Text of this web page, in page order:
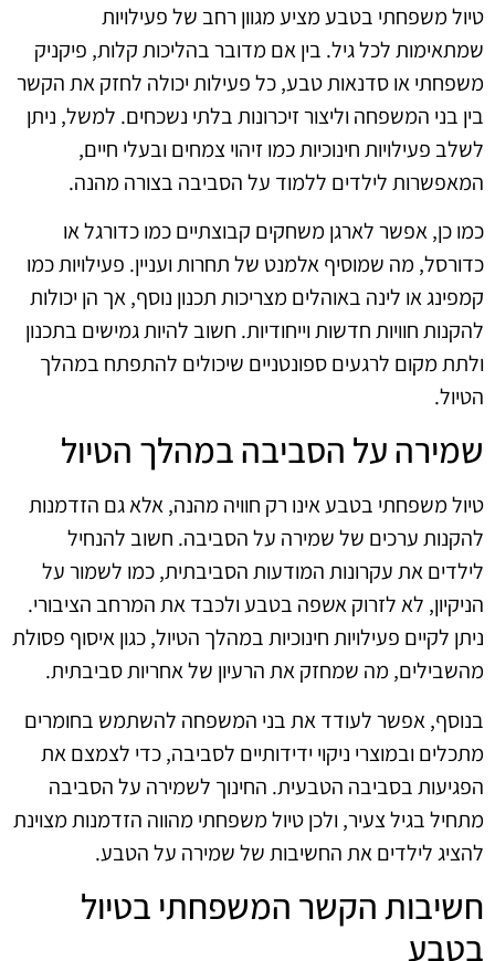
טיול משפחתי בטבע מציע מגוון רחב של פעילויות
שמתאימות לכל גיל. בין אם מדובר בהליכות קלות, פיקניק
משפחתי או סדנאות טבע, כל פעילות יכולה לחזק את הקשר
בין בני המשפחה וליצור זיכרונות בלתי נשכחים. למשל, ניתן
לשלב פעילויות חינוכיות כמו זיהוי צמחים ובעלי חיים,
המאפשרות לילדים ללמוד על הסביבה בצורה מהנה.
כמו כן, אפשר לארגן משחקים קבוצתיים כמו כדורגל או
כדורסל, מה שמוסיף אלמנט של תחרות ועניין. פעילויות כמו
קמפינג או לינה באוהלים מצריכות תכנון נוסף, אך הן יכולות
להקנות חוויות חדשות וייחודיות. חשוב להיות גמישים בתכנון
ולתת מקום לרגעים ספונטניים שיכולים להתפתח במהלך
הטיול.
שמירה על הסביבה במהלך הטיול
טיול משפחתי בטבע אינו רק חוויה מהנה, אלא גם הזדמנות
להקנות ערכים של שמירה על הסביבה. חשוב להנחיל
לילדים את עקרונות המודעות הסביבתית, כמו לשמור על
הניקיון, לא לזרוק אשפה בטבע ולכבד את המרחב הציבורי.
ניתן לקיים פעילויות חינוכיות במהלך הטיול, כגון איסוף פסולת
מהשבילים, מה שמחזק את הרעיון של אחריות סביבתית.
בנוסף, אפשר לעודד את בני המשפחה להשתמש בחומרים
מתכלים ובמוצרי ניקוי ידידותיים לסביבה, כדי לצמצם את
הפגיעות בסביבה הטבעית. החינוך לשמירה על הסביבה
מתחיל בגיל צעיר, ולכן טיול משפחתי מהווה הזדמנות מצוינת
להציג לילדים את החשיבות של שמירה על הטבע.
חשיבות הקשר המשפחתי בטיול
בטבע